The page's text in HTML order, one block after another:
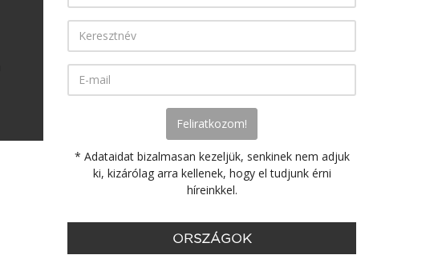
* Adataidat bizalmasan kezeljük, senkinek nem adjuk
ki, kizárólag arra kellenek, hogy el tudjunk érni
híreinkkel.
ORSZÁGOK